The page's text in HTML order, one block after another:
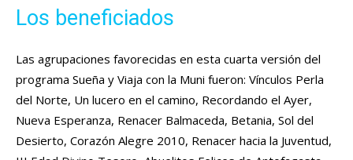
Los beneficiados
Las agrupaciones favorecidas en esta cuarta versión del
programa Sueña y Viaja con la Muni fueron: Vínculos Perla
del Norte, Un lucero en el camino, Recordando el Ayer,
Nueva Esperanza, Renacer Balmaceda, Betania, Sol del
Desierto, Corazón Alegre 2010, Renacer hacia la Juventud,